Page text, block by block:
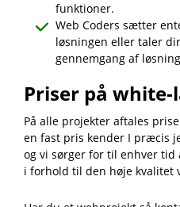
funktioner.
Web Coders sætter
løsningen eller taler
gennemgang af
Priser på
På alle projekter aftales
en fast pris kender I præcis
og vi sørger for til enhver
i forhold til den høje kvalitet